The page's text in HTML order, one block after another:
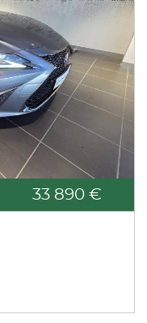
33 890 €